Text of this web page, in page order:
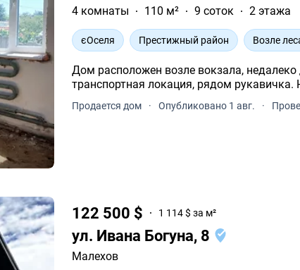
4 комнаты
110 м² 9 соток 2 этажа
єОселя Престижный район Возле
Дом расположен возле вокзала,
транспортная локация, рядом рукавичка.
Продается дом · Опубликовано 1 авг. ·
122 500 $ 1 114 $ за м²
ул. Ивана Богуна, 8
Малехов